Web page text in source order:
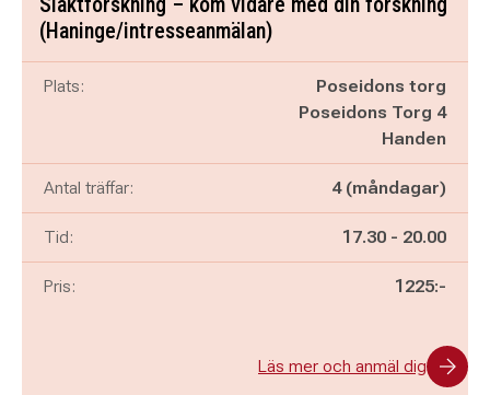
(Haninge/intresseanmälan)
Plats:
Poseidons torg
Poseidons Torg 4
Handen
Antal träffar: 4 (måndagar)
Tid: Pågår mellan
17.30 - och
20.00
Pris: 1225:-
Läs mer och anmäl dig